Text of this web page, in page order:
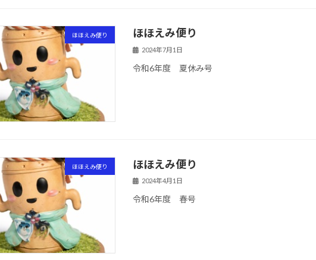
ほほえみ便り ほほえみ便り
2024年7月1日
令和6年度 夏休み号
ほほえみ便り ほほえみ便り
2024年4月1日
令和6年度 春号